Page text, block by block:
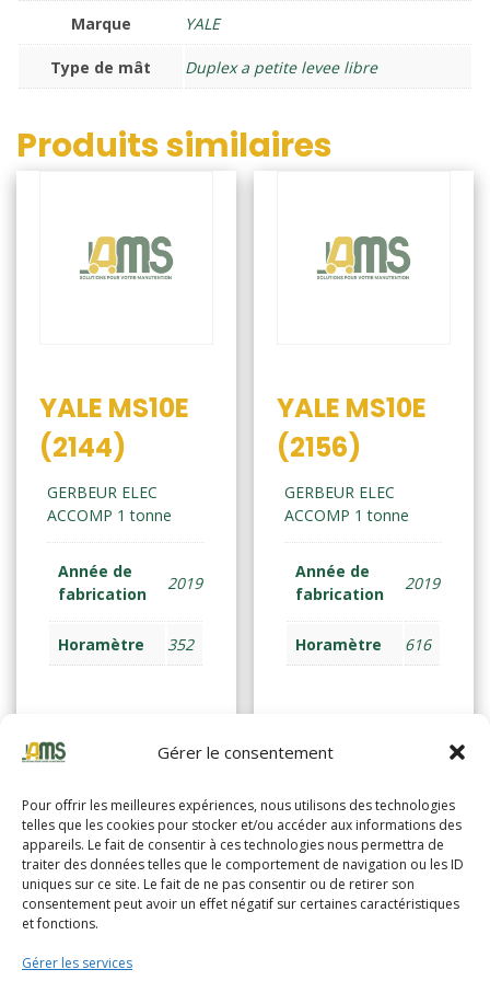
Gérer le consentement
Pour offrir les meilleures expériences, nous utilisons des technologies
telles que les cookies pour stocker et/ou accéder aux informations des
appareils. Le fait de consentir à ces technologies nous permettra de
traiter des données telles que le comportement de navigation ou les ID
uniques sur ce site. Le fait de ne pas consentir ou de retirer son
consentement peut avoir un effet négatif sur certaines caractéristiques
et fonctions.
Gérer les services
Marque YALE
Type de mât Duplex a petite levee libre
Produits similaires
YALE MS10E
(2144)
GERBEUR ELEC
ACCOMP 1 tonne
Année de
fabrication
2019
Horamètre 352
Lire la suite
YALE MS10E
(2156)
GERBEUR ELEC
ACCOMP 1 tonne
Année de
fabrication
2019
Horamètre 616
Lire la suite